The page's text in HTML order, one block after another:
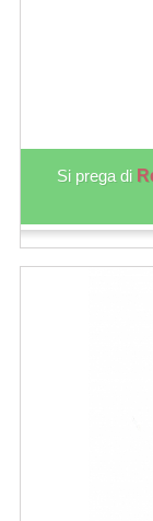
Si prega di